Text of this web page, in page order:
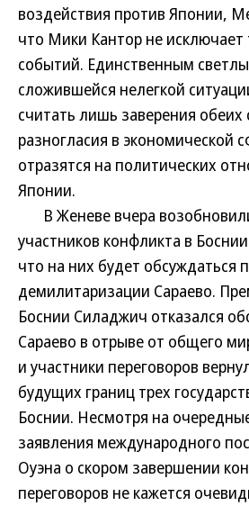
воздействия против Японии,
что Мики Кантор не исключает
событий. Единственным
сложившейся нелегкой
считать лишь заверения
разногласия в экономической
отразятся на политических
Японии.
В Женеве вчера
участников конфликта в
что на них будет обсуждаться
демилитаризации Сараево.
Боснии Силаджич отказался
Сараево в отрыве от общего
и участники переговоров
будущих границ трех
Боснии. Несмотря на
заявления международного
Оуэна о скором завершении
переговоров не кажется